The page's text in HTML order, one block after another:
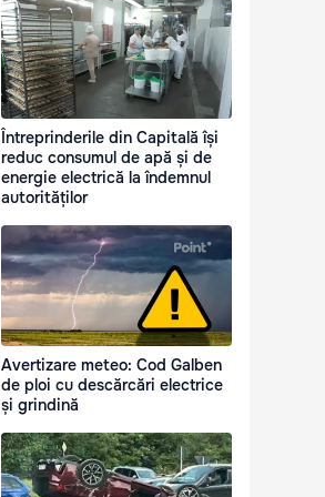
Întreprinderile din Capitală își
reduc consumul de apă și de
energie electrică la îndemnul
autorităților
Avertizare meteo: Cod Galben
de ploi cu descărcări electrice
și grindină